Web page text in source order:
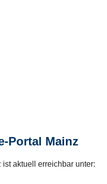
Portal Mainz
aktuell erreichbar unter: